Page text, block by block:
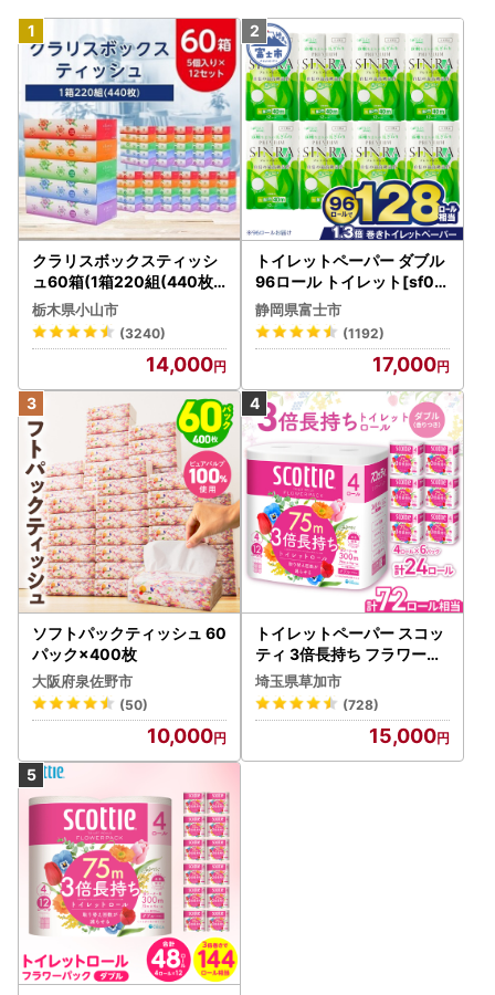
クラリスボックスティッシ
ュ60箱(1箱220組(440枚))
(5個入り×12セット)【配送
不可地域：離島・沖縄県】
【1256759】
栃木県小山市
(3240)
14,000
トイレットペーパー ダブル
96ロール トイレット[sf00
1-012]
静岡県富士市
(1192)
17,000
ソフトパックティッシュ 60
パック×400枚
大阪府泉佐野市
(50)
10,000
トイレットペーパー スコッ
ティ 3倍長持ち フラワーパ
ック 4ロール×6P
埼玉県草加市
(728)
15,000